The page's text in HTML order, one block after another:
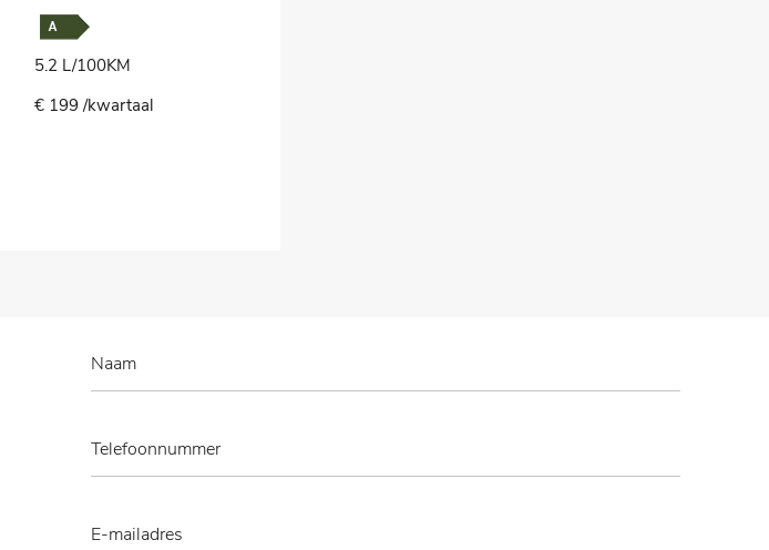
5.2 L/100KM
€ 199 /kwartaal